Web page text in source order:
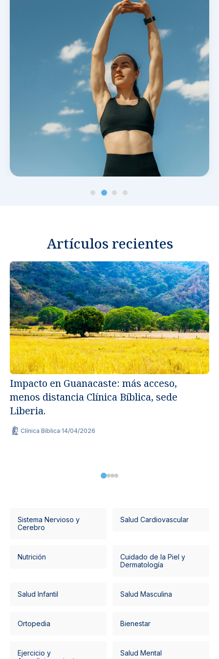
Artículos recientes
Impacto en Guanacaste: más acceso,
menos distancia Clínica Bíblica, sede
Liberia.
Clínica Bíblica·14/04/2026
Sistema Nervioso y
Cerebro
Salud Cardiovascular
Nutrición
Cuidado de la Piel y
Dermatología
Salud Infantil Salud Masculina
Ortopedia Bienestar
Ejercicio y
Salud Mental